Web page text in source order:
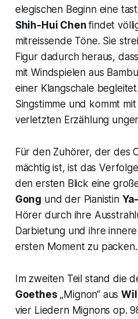
elegischen Beginn eine
Shih-Hui Chenfindet
mitreissende Töne. Sie
Figur dadurch heraus,
mit Windspielen aus
einer Klangschale
Singstimme und kommt
verletzten Erzählung
Für den Zuhörer, der des
mächtig ist, ist das
den ersten Blick eine
Gong und der Pianistin
Hörer durch ihre
Darbietung und ihre
ersten Moment zu packen.
Im zweiten Teil stand die
Goethes „Mignon“ aus
vier Liedern Mignons op.